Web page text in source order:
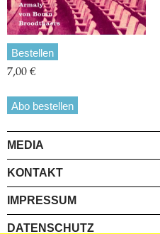
Bestellen
7,00 €
Abo bestellen
MEDIA
KONTAKT
IMPRESSUM
DATENSCHUTZ